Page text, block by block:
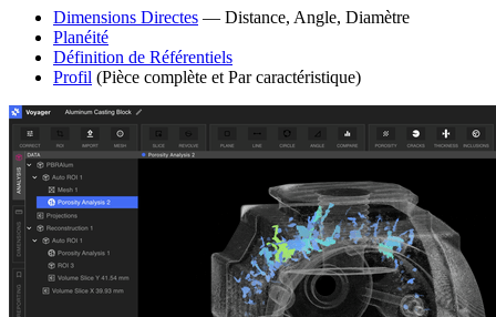
Dimensions Directes — Distance, Angle, Diamètre
Planéité
Définition de Référentiels
Profil (Pièce complète et Par caractéristique)